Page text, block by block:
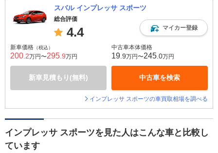
スバル インプレッサ スポーツ
総合評価
4.4 マイカー登録
新車価格 （税込）
200 .2万円〜295 .9万円
新車見積もり(無料)
中古車本体価格
19 .9万円〜245 .0万円
中古車を検索
インプレッサ スポーツの車買取相場を調べる
インプレッサ スポーツを見た人はこんな車と比較し
ています